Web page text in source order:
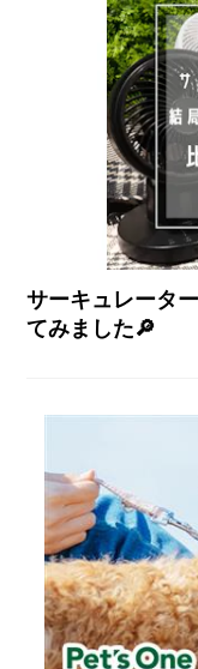
サーキュレータ
てみました🔎